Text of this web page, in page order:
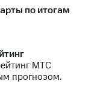
по итогам
МТС
прогнозом.